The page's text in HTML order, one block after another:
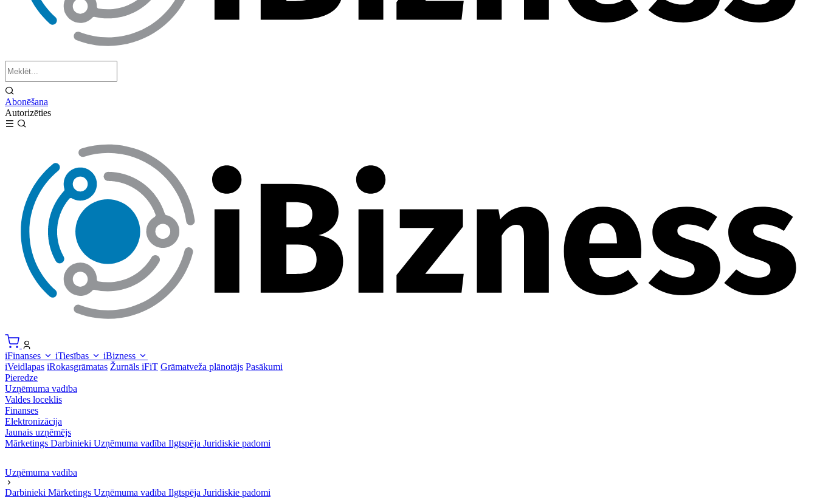
Abonēšana
Autorizēties
iFinanses iTiesības
iBizness
iVeidlapas iRokasgrāmatas Žurnāls iFiT Grāmatveža plānotājs Pasākumi
Pieredze
Uzņēmuma vadība
Valdes loceklis
Finanses
Elektronizācija
Jaunais uzņēmējs
Mārketings Darbinieki Uzņēmuma vadība Ilgtspēja Juridiskie padomi
Uzņēmuma vadība
Darbinieki Mārketings Uzņēmuma vadība Ilgtspēja Juridiskie padomi